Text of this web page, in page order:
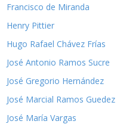
Francisco de Miranda
Henry Pittier
Hugo Rafael Chávez Frías
José Antonio Ramos Sucre
José Gregorio Hernández
José Marcial Ramos Guedez
José María Vargas